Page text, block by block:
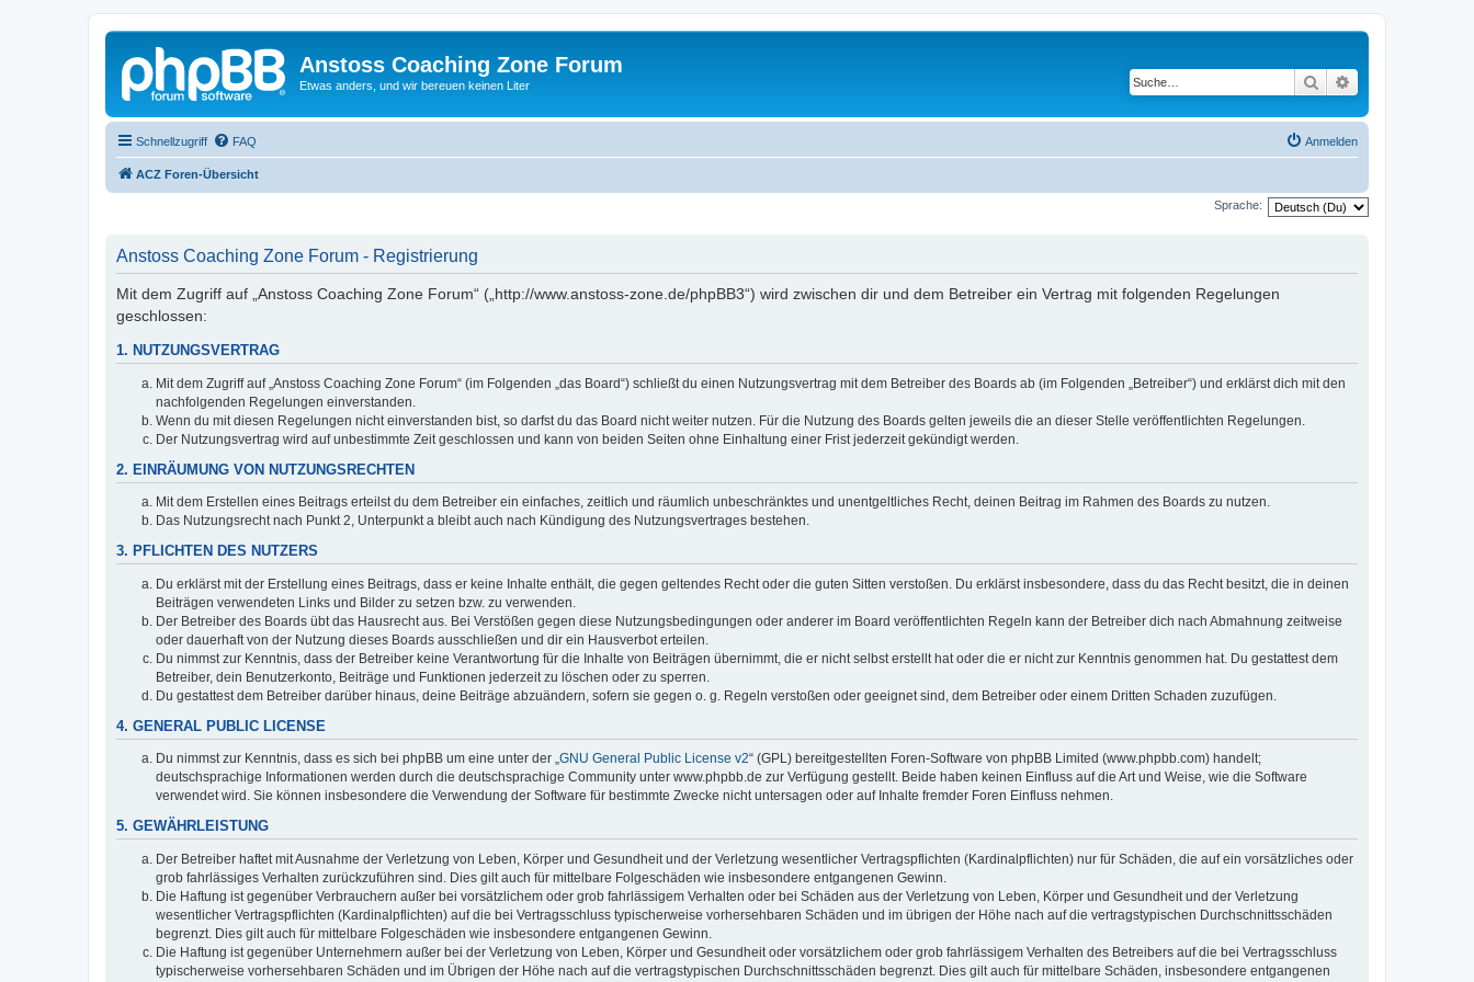
Anstoss Coaching Zone Forum
Etwas anders, und wir bereuen keinen Liter Suche
Schnellzugriff FAQ Anmelden
ACZ Foren-Übersicht
Sprache:
Anstoss Coaching Zone Forum - Registrierung
Mit dem Zugriff auf „Anstoss Coaching Zone Forum“ („http://www.anstoss-zone.de/phpBB3“) wird zwischen dir und dem Betreiber ein Vertrag mit folgenden Regelungen
geschlossen:
1. NUTZUNGSVERTRAG
Mit dem Zugriff auf „Anstoss Coaching Zone Forum“ (im Folgenden „das Board“) schließt du einen Nutzungsvertrag mit dem Betreiber des Boards ab (im Folgenden „Betreiber“) und erklärst dich mit den
nachfolgenden Regelungen einverstanden.
Wenn du mit diesen Regelungen nicht einverstanden bist, so darfst du das Board nicht weiter nutzen. Für die Nutzung des Boards gelten jeweils die an dieser Stelle veröffentlichten Regelungen.
Der Nutzungsvertrag wird auf unbestimmte Zeit geschlossen und kann von beiden Seiten ohne Einhaltung einer Frist jederzeit gekündigt werden.
2. EINRÄUMUNG VON NUTZUNGSRECHTEN
Mit dem Erstellen eines Beitrags erteilst du dem Betreiber ein einfaches, zeitlich und räumlich unbeschränktes und unentgeltliches Recht, deinen Beitrag im Rahmen des Boards zu nutzen.
Das Nutzungsrecht nach Punkt 2, Unterpunkt a bleibt auch nach Kündigung des Nutzungsvertrages bestehen.
3. PFLICHTEN DES NUTZERS
Du erklärst mit der Erstellung eines Beitrags, dass er keine Inhalte enthält, die gegen geltendes Recht oder die guten Sitten verstoßen. Du erklärst insbesondere, dass du das Recht besitzt, die in deinen
Beiträgen verwendeten Links und Bilder zu setzen bzw. zu verwenden.
Der Betreiber des Boards übt das Hausrecht aus. Bei Verstößen gegen diese Nutzungsbedingungen oder anderer im Board veröffentlichten Regeln kann der Betreiber dich nach Abmahnung zeitweise
oder dauerhaft von der Nutzung dieses Boards ausschließen und dir ein Hausverbot erteilen.
Du nimmst zur Kenntnis, dass der Betreiber keine Verantwortung für die Inhalte von Beiträgen übernimmt, die er nicht selbst erstellt hat oder die er nicht zur Kenntnis genommen hat. Du gestattest dem
Betreiber, dein Benutzerkonto, Beiträge und Funktionen jederzeit zu löschen oder zu sperren.
Du gestattest dem Betreiber darüber hinaus, deine Beiträge abzuändern, sofern sie gegen o. g. Regeln verstoßen oder geeignet sind, dem Betreiber oder einem Dritten Schaden zuzufügen.
4. GENERAL PUBLIC LICENSE
Du nimmst zur Kenntnis, dass es sich bei phpBB um eine unter der „GNU General Public License v2“ (GPL) bereitgestellten Foren-Software von phpBB Limited (www.phpbb.com) handelt;
deutschsprachige Informationen werden durch die deutschsprachige Community unter www.phpbb.de zur Verfügung gestellt. Beide haben keinen Einfluss auf die Art und Weise, wie die Software
verwendet wird. Sie können insbesondere die Verwendung der Software für bestimmte Zwecke nicht untersagen oder auf Inhalte fremder Foren Einfluss nehmen.
5. GEWÄHRLEISTUNG
Der Betreiber haftet mit Ausnahme der Verletzung von Leben, Körper und Gesundheit und der Verletzung wesentlicher Vertragspflichten (Kardinalpflichten) nur für Schäden, die auf ein vorsätzliches oder
grob fahrlässiges Verhalten zurückzuführen sind. Dies gilt auch für mittelbare Folgeschäden wie insbesondere entgangenen Gewinn.
Die Haftung ist gegenüber Verbrauchern außer bei vorsätzlichem oder grob fahrlässigem Verhalten oder bei Schäden aus der Verletzung von Leben, Körper und Gesundheit und der Verletzung
wesentlicher Vertragspflichten (Kardinalpflichten) auf die bei Vertragsschluss typischerweise vorhersehbaren Schäden und im übrigen der Höhe nach auf die vertragstypischen Durchschnittsschäden
begrenzt. Dies gilt auch für mittelbare Folgeschäden wie insbesondere entgangenen Gewinn.
Die Haftung ist gegenüber Unternehmern außer bei der Verletzung von Leben, Körper und Gesundheit oder vorsätzlichem oder grob fahrlässigem Verhalten des Betreibers auf die bei Vertragsschluss
typischerweise vorhersehbaren Schäden und im Übrigen der Höhe nach auf die vertragstypischen Durchschnittsschäden begrenzt. Dies gilt auch für mittelbare Schäden, insbesondere entgangenen